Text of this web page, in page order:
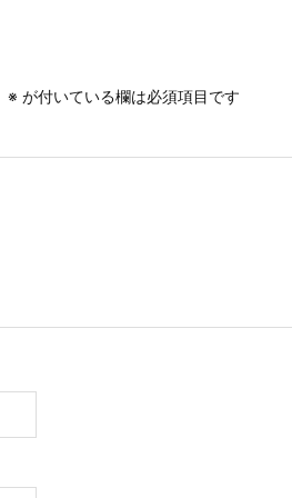
※ が付いている欄は必須項目です